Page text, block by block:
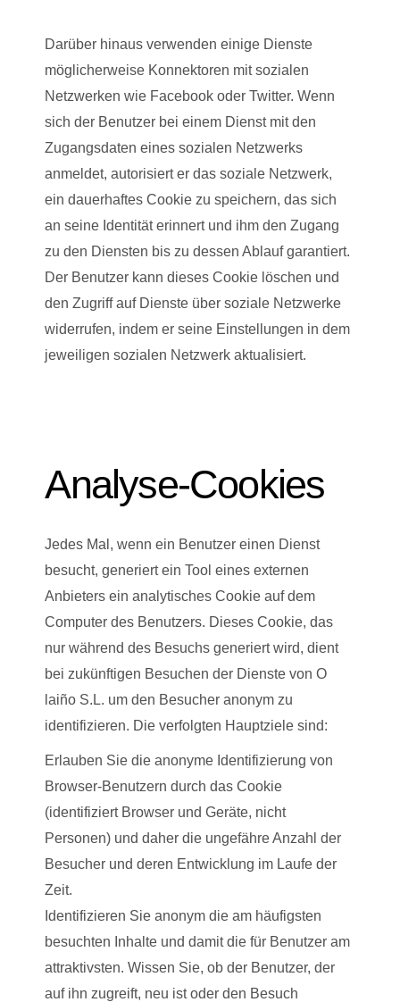
Darüber hinaus verwenden einige Dienste
möglicherweise Konnektoren mit sozialen
Netzwerken wie Facebook oder Twitter. Wenn
sich der Benutzer bei einem Dienst mit den
Zugangsdaten eines sozialen Netzwerks
anmeldet, autorisiert er das soziale Netzwerk,
ein dauerhaftes Cookie zu speichern, das sich
an seine Identität erinnert und ihm den Zugang
zu den Diensten bis zu dessen Ablauf garantiert.
Der Benutzer kann dieses Cookie löschen und
den Zugriff auf Dienste über soziale Netzwerke
widerrufen, indem er seine Einstellungen in dem
jeweiligen sozialen Netzwerk aktualisiert.
Analyse-Cookies
Jedes Mal, wenn ein Benutzer einen Dienst
besucht, generiert ein Tool eines externen
Anbieters ein analytisches Cookie auf dem
Computer des Benutzers. Dieses Cookie, das
nur während des Besuchs generiert wird, dient
bei zukünftigen Besuchen der Dienste von O
laiño S.L. um den Besucher anonym zu
identifizieren. Die verfolgten Hauptziele sind:
Erlauben Sie die anonyme Identifizierung von
Browser-Benutzern durch das Cookie
(identifiziert Browser und Geräte, nicht
Personen) und daher die ungefähre Anzahl der
Besucher und deren Entwicklung im Laufe der
Zeit.
Identifizieren Sie anonym die am häufigsten
besuchten Inhalte und damit die für Benutzer am
attraktivsten. Wissen Sie, ob der Benutzer, der
auf ihn zugreift, neu ist oder den Besuch